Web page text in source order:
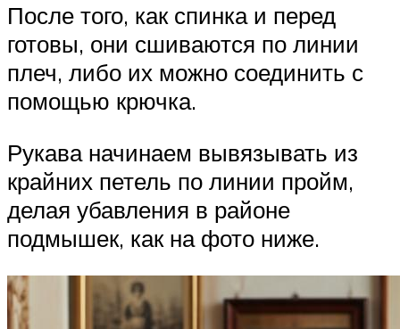
После того, как спинка и перед
готовы, они сшиваются по линии
плеч, либо их можно соединить с
помощью крючка.
Рукава начинаем вывязывать из
крайних петель по линии пройм,
делая убавления в районе
подмышек, как на фото ниже.